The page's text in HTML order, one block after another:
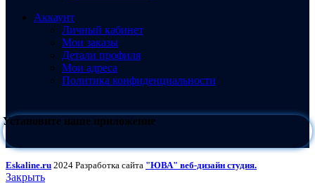
Аккаунт
Личный кабинет
Мои заказы
Детали профиля
Мои адреса
Политика конфиденциальности
Установите наше приложение
Eskaline.ru 2024 Разработка сайта "ЮВА" веб-дизайн студия.
Закрыть